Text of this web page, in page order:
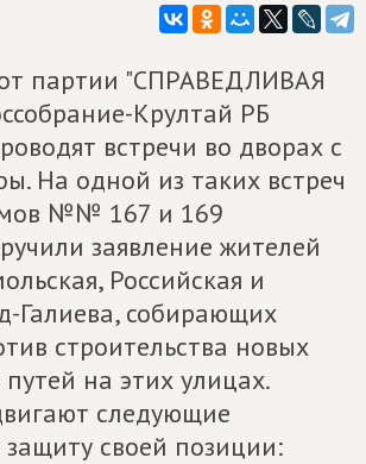
партии "СПРАВЕДЛИВАЯ
Крултай РБ
встречи во дворах с
На одной из таких встреч
№№ 167 и 169
заявление жителей
Российская и
Галиева, собирающих
строительства новых
на этих улицах.
следующие
своей позиции: